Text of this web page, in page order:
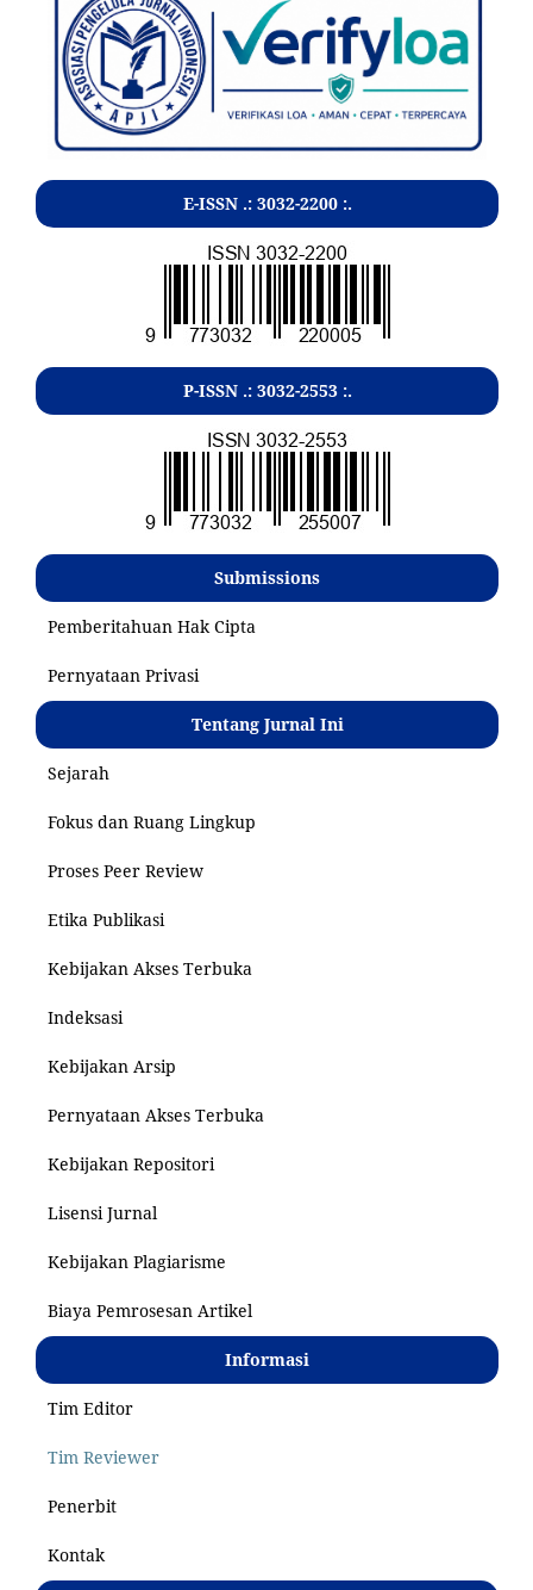
E-ISSN .: 3032-2200:.
P-ISSN .: 3032-2553:.
Submissions
Pemberitahuan Hak Cipta
Pernyataan Privasi
Tentang Jurnal Ini
Sejarah
Fokus dan Ruang Lingkup
Proses Peer Review
Etika Publikasi
Kebijakan Akses Terbuka
Indeksasi
Kebijakan Arsip
Pernyataan Akses Terbuka
Kebijakan Repositori
Lisensi Jurnal
Kebijakan Plagiarisme
Biaya Pemrosesan Artikel
Informasi
Tim Editor
Tim Reviewer
Penerbit
Kontak